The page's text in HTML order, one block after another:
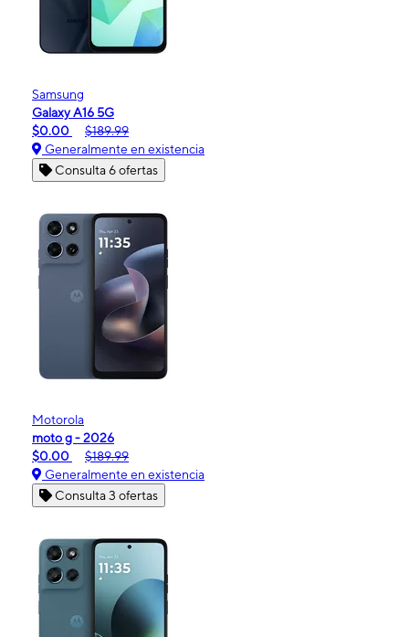
Samsung
Galaxy A16 5G
$0.00
$189.99
Generalmente en existencia
Consulta 6 ofertas
Motorola
moto g - 2026
$0.00
$189.99
Generalmente en existencia
Consulta 3 ofertas